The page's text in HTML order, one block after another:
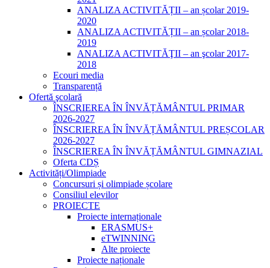
ANALIZA ACTIVITĂȚII – an școlar 2019-
2020
ANALIZA ACTIVITĂȚII – an școlar 2018-
2019
ANALIZA ACTIVITĂŢII – an şcolar 2017-
2018
Ecouri media
Transparență
Ofertă şcolară
ÎNSCRIEREA ÎN ÎNVĂȚĂMÂNTUL PRIMAR
2026-2027
ÎNSCRIEREA ÎN ÎNVĂȚĂMÂNTUL PREȘCOLAR
2026-2027
ÎNSCRIEREA ÎN ÎNVĂȚĂMÂNTUL GIMNAZIAL
Oferta CDȘ
Activități/Olimpiade
Concursuri și olimpiade școlare
Consiliul elevilor
PROIECTE
Proiecte internaționale
ERASMUS+
eTWINNING
Alte proiecte
Proiecte naționale